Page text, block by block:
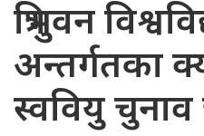
त्रिभुवन
अन्तर्गतका
स्ववियु चुनाव